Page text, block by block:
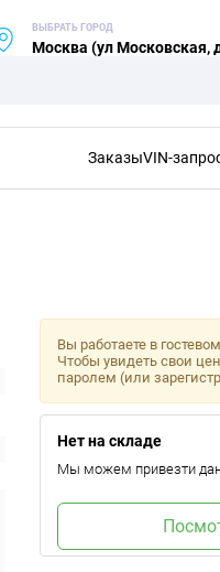
ВЫБРАТЬ ГОРОД
Москва (ул Московская,
ЗаказыVIN-
Вы работаете в
Чтобы увидеть свои
паролем (или
Нет на складе
Мы можем привезти